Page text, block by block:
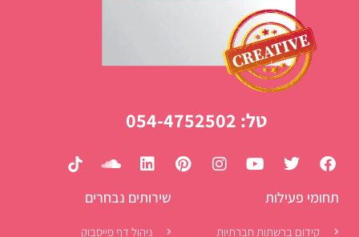
טל: 054-4752502
תחומי פעילות
קידום ברשתות חברתיות
שירותים נבחרים
ניהול דף פייסבוק